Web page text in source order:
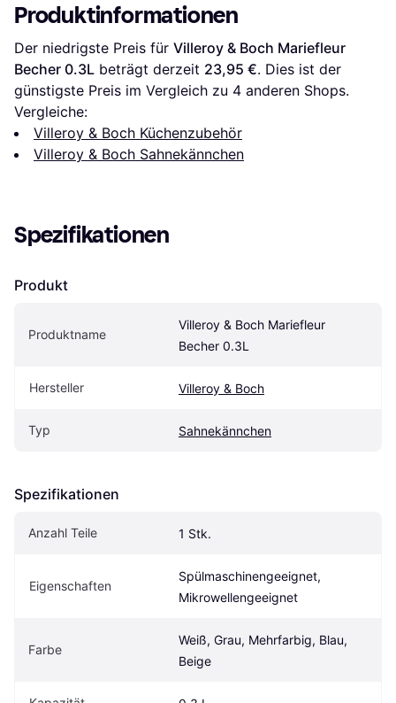
Produktinformationen
Der niedrigste Preis für Villeroy & Boch Mariefleur
Becher 0.3L beträgt derzeit 23,95 €. Dies ist der
günstigste Preis im Vergleich zu 4 anderen Shops.
Vergleiche:
Villeroy & Boch Küchenzubehör
Villeroy & Boch Sahnekännchen
Spezifikationen
Produkt
Produktname
Villeroy & Boch Mariefleur
Becher 0.3L
Hersteller Villeroy & Boch
Typ Sahnekännchen
Spezifikationen
Anzahl Teile 1 Stk.
Eigenschaften
Spülmaschinengeeignet,
Mikrowellengeeignet
Farbe
Weiß, Grau, Mehrfarbig, Blau,
Beige